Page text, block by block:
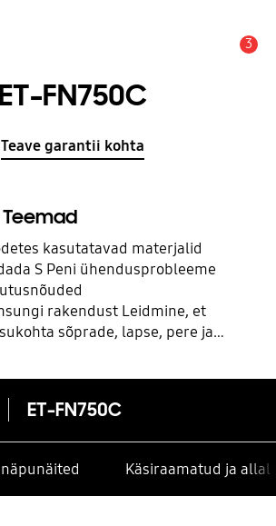
3
ET-FN750C
Teave garantii kohta
kasutatavad materjalid
S Peni ühendusprobleeme
rakendust Leidmine, et
sõprade, lapse, pere ja
ET-FN750C
Käsiraamatud ja